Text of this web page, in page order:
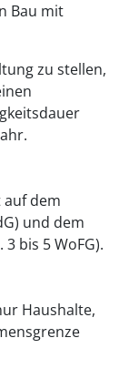
Bau mit
zu stellen,
dem
und dem
bis 5 WoFG).
Haushalte,